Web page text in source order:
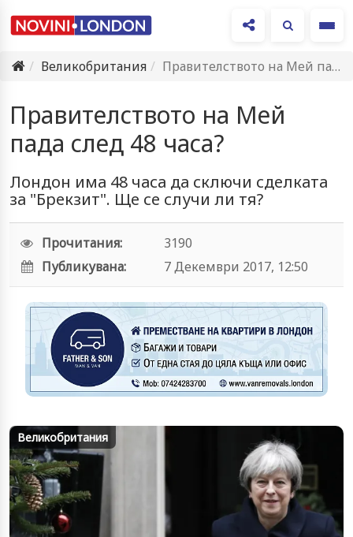
Великобритания
Правителството на Мей пада след 48 часа?
Правителството на Мей
пада след 48 часа?
Лондон има 48 часа да сключи сделката
за "Брекзит". Ще се случи ли тя?
Прочитания:
3190
Публикувана:
7 Декември 2017, 12:50
Великобритания